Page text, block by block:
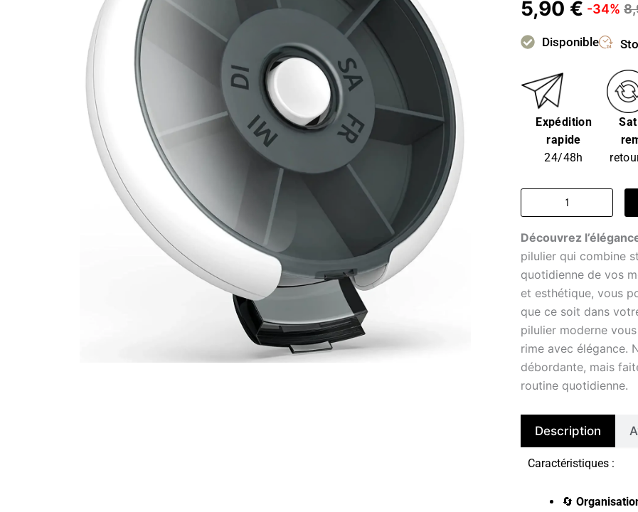
5,90 € -34%
Disponible
Expédition
rapide
24/48h
quantité
-
organisateur
étoilé
Découvrez
pilulier qui combine
quotidienne de vos
et esthétique, vous
que ce soit dans
pilulier moderne
rime avec élégance.
débordante, mais
routine quotidienne.
Description
Caractéristiques :
🔄